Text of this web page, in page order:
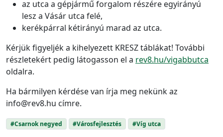
az utca a gépjármű forgalom részére egyirányú
lesz a Vásár utca felé,
kerékpárral kétirányú marad az utca.
Kérjük figyeljék a kihelyezett KRESZ táblákat! További
részletekért pedig látogasson el a rev8.hu/vigabbutca
oldalra.
Ha bármilyen kérdése van írja meg nekünk az
info@rev8.hu címre.
#Csarnok negyed #Városfejlesztés #Víg utca